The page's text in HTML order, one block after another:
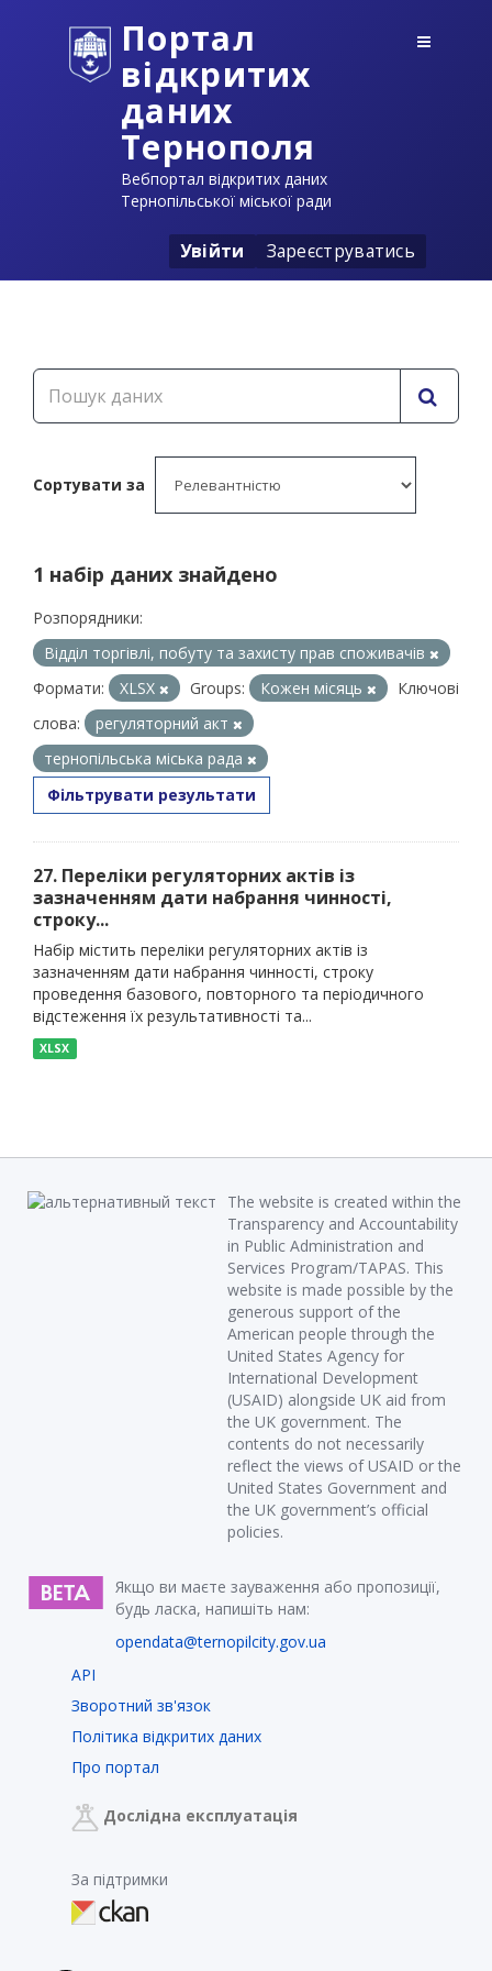
Портал
відкритих
даних
Тернополя
Вебпортал відкритих даних
Тернопільської міської ради
Увійти Зареєструватись
Сортувати за
1 набір даних знайдено
Розпорядники:
Відділ торгівлі, побуту та захисту прав споживачів
Формати:
XLSX Groups: Кожен місяць
Ключові
слова:
регуляторний акт
тернопільська міська рада
Фільтрувати результати
27. Переліки регуляторних актів із
зазначенням дати набрання чинності,
строку...
Набір містить переліки регуляторних актів із
зазначенням дати набрання чинності, строку
проведення базового, повторного та періодичного
відстеження їх результативності та...
XLSX
The website is created within the
Transparency and Accountability
in Public Administration and
Services Program/TAPAS. This
website is made possible by the
generous support of the
American people through the
United States Agency for
International Development
(USAID) alongside UK aid from
the UK government. The
contents do not necessarily
reflect the views of USAID or the
United States Government and
the UK government’s official
policies.
Якщо ви маєте зауваження або пропозиції,
будь ласка, напишіть нам:
opendata@ternopilcity.gov.ua
API
Зворотний зв'язок
Політика відкритих даних
Про портал
Дослідна експлуатація
За підтримки